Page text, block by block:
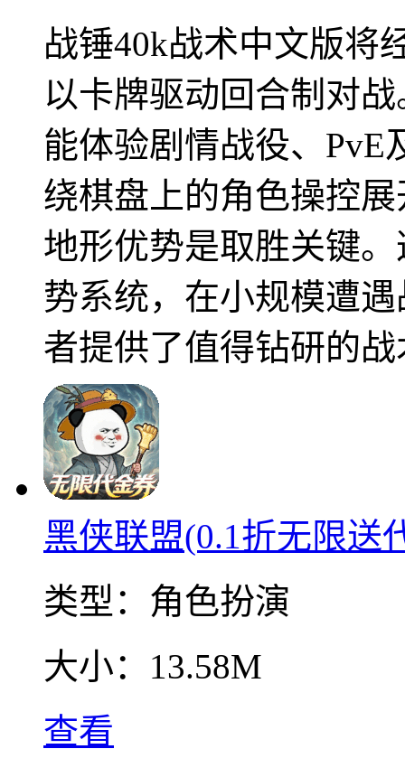
战锤40k战术中文版将
以卡牌驱动回合制对
能体验剧情战役、PvE
绕棋盘上的角色操控
地形优势是取胜关键
势系统，在小规模遭
者提供了值得钻研的
黑侠联盟(0.1折无限送
类型： 角色扮演
大小： 13.58M
查看